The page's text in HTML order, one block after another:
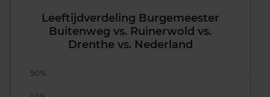
Leeftijdverdeling Burgemeester
Buitenweg vs. Ruinerwold vs.
Drenthe vs. Nederland
50%